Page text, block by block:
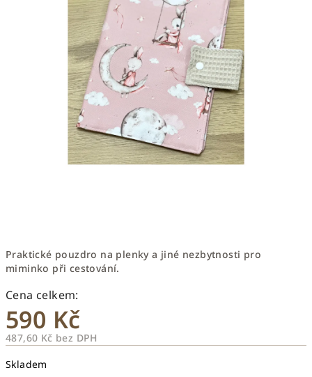
Praktické pouzdro na plenky a jiné nezbytnosti pro
miminko při cestování.
590 Kč
487,60 Kč bez DPH
cena:
Skladem